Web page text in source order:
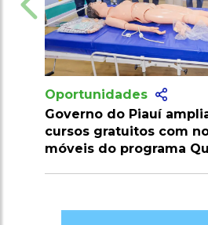
oferta de
unidades
Oportunidades
Gecex aprova
impulsionar
comércio